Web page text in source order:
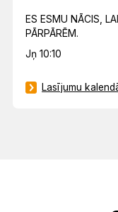
ES ESMU NĀCIS,
PĀRPĀRĒM.
Jņ 10:10
Lasījumu